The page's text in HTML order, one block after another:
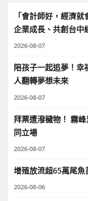
「會計師好，經濟
企業成長、共創台中
2026-08-07
陪孩子一起追夢！幸
人翻轉夢想未來
2026-08-07
拜票遭潑穢物！ 霧
同立場
2026-08-07
增殖放流超65萬尾
2026-08-06